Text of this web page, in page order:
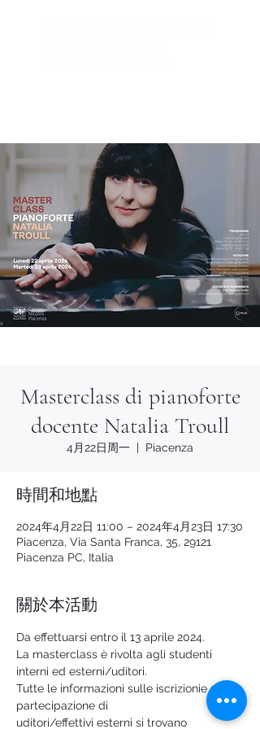
Masterclass di pianoforte
docente Natalia Troull
4月22日周一
  |
Piacenza
時間和地點
2024年4月22日 11:00 – 2024年4月23日 17:30
Piacenza, Via Santa Franca, 35, 29121
Piacenza PC, Italia
關於本活動
Da effettuarsi entro il 13 aprile 2024.
La masterclass è rivolta agli studenti
interni ed esterni/uditori.
Tutte le informazioni sulle iscrizionie sulla
partecipazione di
uditori/effettivi esterni si trovano